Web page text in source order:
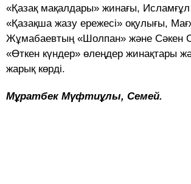
«Қазақ мақалдары» жинағы,
«Қазақша жазу ережесі» оқулығы,
Жұмабаевтың «Шолпан» және Сәкен
«Өткен күндер» өлеңдер жинақтары
жарық көрді.
Мұратбек Мүфтиұлы, Семей.